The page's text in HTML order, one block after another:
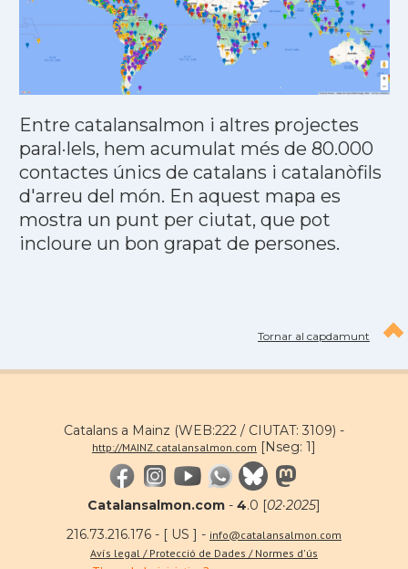
Entre catalansalmon i altres projectes
paral·lels, hem acumulat més de 80.000
contactes únics de catalans i catalanòfils
d'arreu del món. En aquest mapa es
mostra un punt per ciutat, que pot
incloure un bon grapat de persones.
Tornar al capdamunt
Catalans a Mainz (WEB:222 / CIUTAT: 3109) -
http://MAINZ.catalansalmon.com [Nseg: 1]
Catalansalmon.com - 4.0 [02·2025]
216.73.216.176 - [ US ] - info@catalansalmon.com
Avís legal / Protecció de Dades / Normes d'ús